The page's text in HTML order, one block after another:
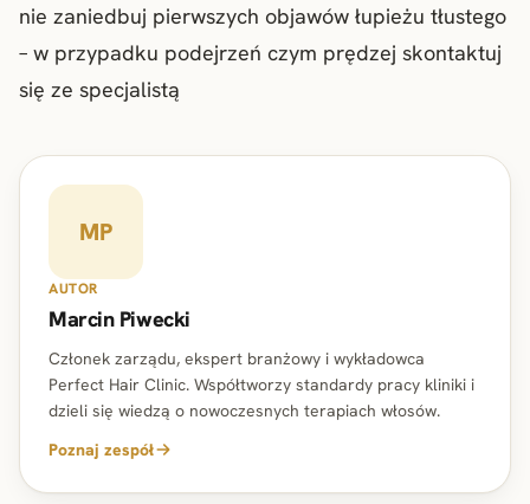
nie zaniedbuj pierwszych objawów łupieżu tłustego
– w przypadku podejrzeń czym prędzej skontaktuj
się ze specjalistą
MP
AUTOR
Marcin Piwecki
Członek zarządu, ekspert branżowy i wykładowca
Perfect Hair Clinic. Współtworzy standardy pracy kliniki i
dzieli się wiedzą o nowoczesnych terapiach włosów.
Poznaj zespół